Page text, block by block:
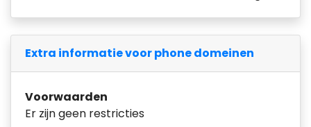
Extra informatie voor phone domeinen
Voorwaarden
Er zijn geen restricties